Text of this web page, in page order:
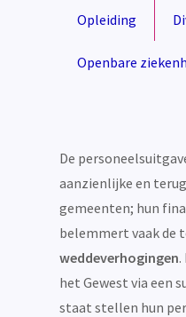
Opleiding
Openbare
De
aanzienlijke en
gemeenten; hun
belemmert vaak de
weddeverhogingen
het Gewest via een
staat stellen hun